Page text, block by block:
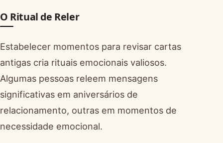
O Ritual de Reler
Estabelecer momentos para revisar cartas
antigas cria rituais emocionais valiosos.
Algumas pessoas releem mensagens
significativas em aniversários de
relacionamento, outras em momentos de
necessidade emocional.